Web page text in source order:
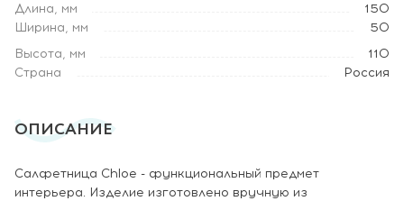
Длина, мм
150
Ширина, мм
50
Высота, мм
110
Страна
Россия
ОПИСАНИЕ
Салфетница Chloe - функциональный предмет
интерьера. Изделие изготовлено вручную из